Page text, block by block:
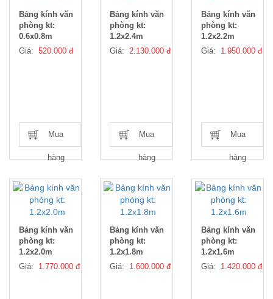
Bảng kính văn
phòng kt:
0.6x0.8m
Giá: 520.000 đ
Mua
hàng
Bảng kính văn
phòng kt:
1.2x2.4m
Giá:2.130.000 đ
Mua
hàng
Bảng kính văn
phòng kt:
1.2x2.2m
Giá: 1.950.000 đ
Mua
hàng
Bảng kính văn
phòng kt:
1.2x2.0m
Giá: 1.770.000 đ
Bảng kính văn
phòng kt:
1.2x1.8m
Giá: 1.600.000 đ
Bảng kính văn
phòng kt:
1.2x1.6m
Giá: 1.420.000 đ